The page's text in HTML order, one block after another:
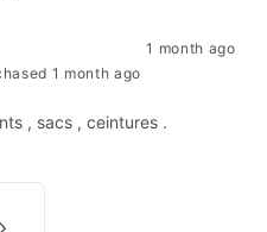
1 month ago
1 month ago
, sacs , ceintures .